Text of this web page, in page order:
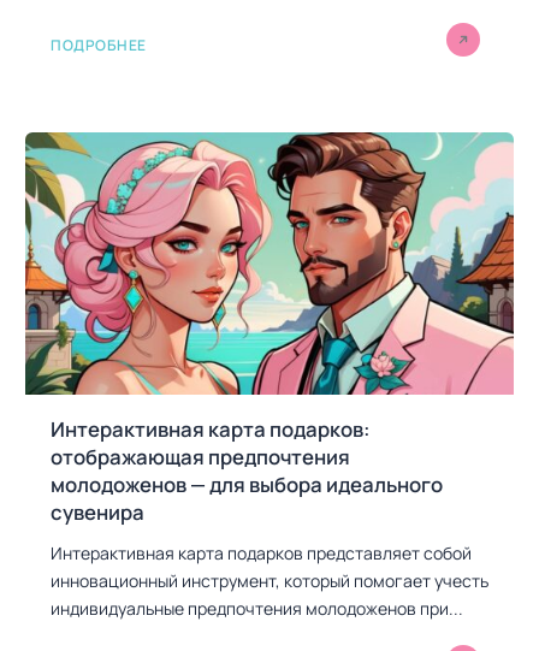
ПОДРОБНЕЕ
Интерактивная карта подарков:
отображающая предпочтения
молодоженов — для выбора идеального
сувенира
Интерактивная карта подарков представляет собой
инновационный инструмент, который помогает учесть
индивидуальные предпочтения молодоженов при...